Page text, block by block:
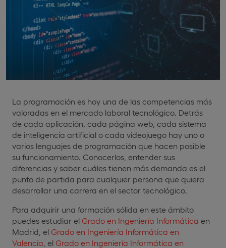
La programación es hoy una de las competencias más
valoradas en el mercado laboral tecnológico. Detrás
de cada aplicación, cada página web, cada sistema
de inteligencia artificial o cada videojuego hay uno o
varios lenguajes de programación que hacen posible
su funcionamiento. Conocerlos, entender sus
diferencias y saber cuáles tienen más demanda es el
punto de partida para cualquier persona que quiera
desarrollar una carrera en el sector tecnológico.
Para adquirir una formación sólida en este ámbito
puedes estudiar el Grado en Ingeniería Informática en
Madrid, el Grado en Ingeniería Informática en
Valencia , el Grado en Ingeniería Informática en